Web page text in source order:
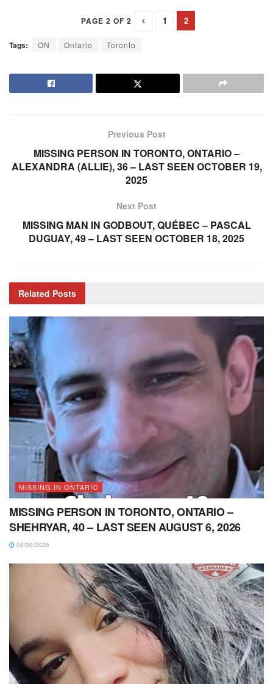
PAGE 2 OF 2 1 2
Tags: ON Ontario Toronto
Previous Post
MISSING PERSON IN TORONTO, ONTARIO –
ALEXANDRA (ALLIE), 36 – LAST SEEN OCTOBER 19,
2025
Next Post
MISSING MAN IN GODBOUT, QUÉBEC – PASCAL
DUGUAY, 49 – LAST SEEN OCTOBER 18, 2025
Related Posts
MISSING IN ONTARIO
MISSING PERSON IN TORONTO, ONTARIO –
SHEHRYAR, 40 – LAST SEEN AUGUST 6, 2026
08/08/2026